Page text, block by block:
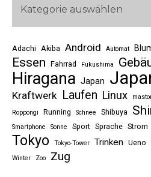
Adachi Akiba Android Automat
Essen Fahrrad Fukushima
Hiragana Japan
Kraftwerk Laufen Linux
Roppongi
Running Schnee Shibuya
Smartphone Sonne Sport Sprache Strom
Tokyo Tokyo-Tower Trinken Ueno
Winter Zoo Zug